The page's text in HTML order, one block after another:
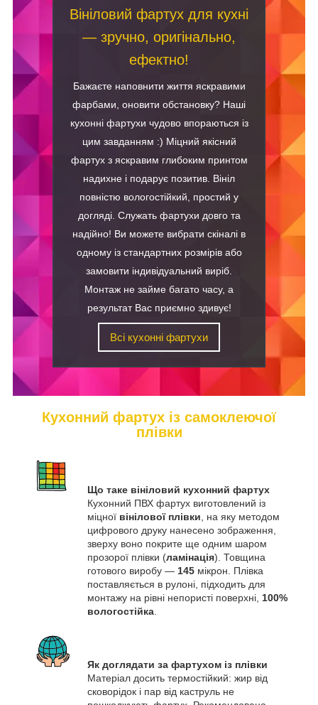
Вініловий фартух для кухні
— зручно, оригінально,
ефектно!
Бажаєте наповнити життя яскравими
фарбами, оновити обстановку? Наші
кухонні фартухи чудово впораються із
цим завданням :) Міцний якісний
фартух з яскравим глибоким принтом
надихне і подарує позитив. Вініл
повністю вологостійкий, простий у
догляді. Служать фартухи довго та
надійно! Ви можете вибрати скіналі в
одному із стандартних розмірів або
замовити індивідуальний виріб.
Монтаж не займе багато часу, а
результат Вас приємно здивує!
Всі кухонні фартухи
Кухонний фартух із самоклеючої
плівки
Що таке вініловий кухонний фартух
Кухонний ПВХ фартух виготовлений із
міцної вінілової плівки, на яку методом
цифрового друку нанесено зображення,
зверху воно покрите ще одним шаром
прозорої плівки (ламінація). Товщина
готового виробу — 145 мікрон. Плівка
поставляється в рулоні, підходить для
монтажу на рівні непористі поверхні, 100%
вологостійка.
Як доглядати за фартухом із плівки
Матеріал досить термостійкий: жир від
сковорідок і пар від каструль не